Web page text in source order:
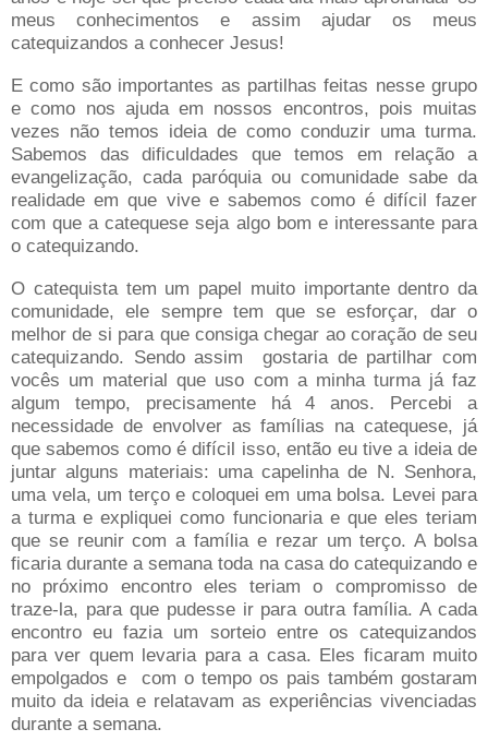
meus conhecimentos e assim ajudar os meus
catequizandos a conhecer Jesus!
E como são importantes as partilhas feitas nesse grupo
e como nos ajuda em nossos encontros, pois muitas
vezes não temos ideia de como conduzir uma turma.
Sabemos das dificuldades que temos em relação a
evangelização, cada paróquia ou comunidade sabe da
realidade em que vive e sabemos como é difícil fazer
com que a catequese seja algo bom e interessante para
o catequizando.
O catequista tem um papel muito importante dentro da
comunidade, ele sempre tem que se esforçar, dar o
melhor de si para que consiga chegar ao coração de seu
catequizando. Sendo assim gostaria de partilhar com
vocês um material que uso com a minha turma já faz
algum tempo, precisamente há 4 anos. Percebi a
necessidade de envolver as famílias na catequese, já
que sabemos como é difícil isso, então eu tive a ideia de
juntar alguns materiais: uma capelinha de N. Senhora,
uma vela, um terço e coloquei em uma bolsa. Levei para
a turma e expliquei como funcionaria e que eles teriam
que se reunir com a família e rezar um terço. A bolsa
ficaria durante a semana toda na casa do catequizando e
no próximo encontro eles teriam o compromisso de
traze-la, para que pudesse ir para outra família. A cada
encontro eu fazia um sorteio entre os catequizandos
para ver quem levaria para a casa. Eles ficaram muito
empolgados e com o tempo os pais também gostaram
muito da ideia e relatavam as experiências vivenciadas
durante a semana.